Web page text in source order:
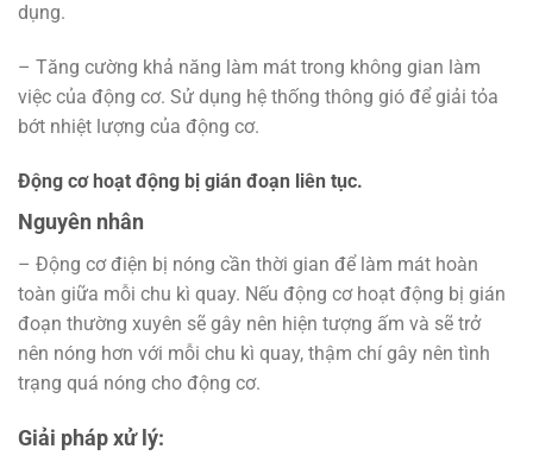
dụng.
– Tăng cường khả năng làm mát trong không gian làm
việc của động cơ. Sử dụng hệ thống thông gió để giải tỏa
bớt nhiệt lượng của động cơ.
Động cơ hoạt động bị gián đoạn liên tục.
Nguyên nhân
– Động cơ điện bị nóng cần thời gian để làm mát hoàn
toàn giữa mỗi chu kì quay. Nếu động cơ hoạt động bị gián
đoạn thường xuyên sẽ gây nên hiện tượng ấm và sẽ trở
nên nóng hơn với mỗi chu kì quay, thậm chí gây nên tình
trạng quá nóng cho động cơ.
Giải pháp xử lý: